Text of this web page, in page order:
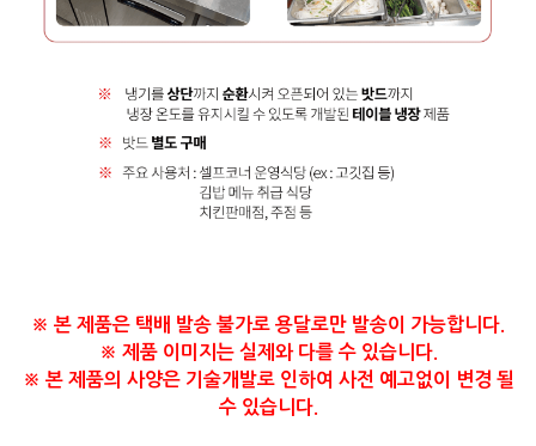
※ 본 제품은 택배 발송 불가로 용달로만 발송이 가능합니다.
※ 제품 이미지는 실제와 다를 수 있습니다.
​※ 본 제품의 사양은 기술개발로 인하여 사전 예고없이 변경 될
수 있습니다.